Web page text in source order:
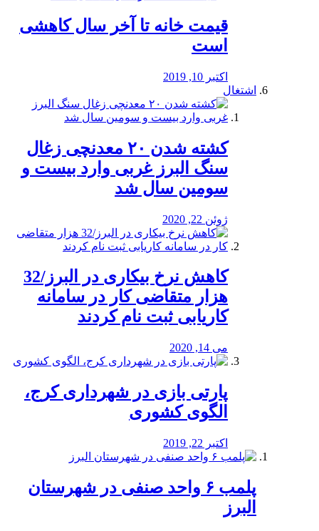
قیمت خانه تا آخر سال کاهشی
است
اکتبر 10, 2019
اشتغال
کشته شدن ۲۰ معدنچی زغال
سنگ البرز غربی وارد بیست و
سومین سال شد
ژوئن 22, 2020
کاهش نرخ بیکاری در البرز/32
هزار متقاضی کار در سامانه
کاریابی ثبت نام کردند
می 14, 2020
پارتی بازی در شهرداری کرج،
الگوی کشوری
اکتبر 22, 2019
پلمب ۶ واحد صنفی در شهرستان
البرز